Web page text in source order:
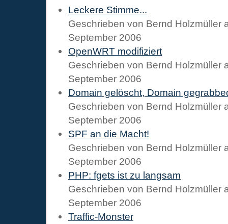
Leckere Stimme...
Geschrieben von Bernd Holzmüller
September 2006
OpenWRT modifiziert
Geschrieben von Bernd Holzmüller
September 2006
Domain gelöscht, Domain
Geschrieben von Bernd Holzmüller
September 2006
SPF an die Macht!
Geschrieben von Bernd Holzmüller
September 2006
PHP: fgets ist zu langsam
Geschrieben von Bernd Holzmüller
September 2006
Traffic-Monster